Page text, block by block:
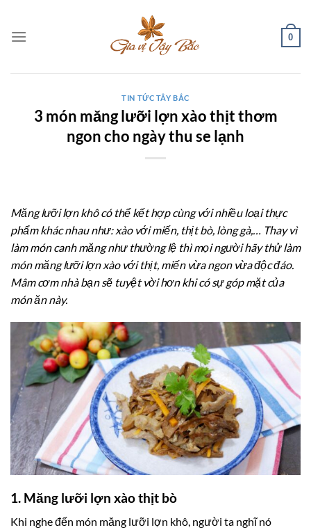
nội
0
TIN TỨC TÂY BẮC
3 món măng lưỡi lợn xào thịt thơm
ngon cho ngày thu se lạnh
Măng lưỡi lợn khô có thể kết hợp cùng với nhiều loại thực
phẩm khác nhau như: xào với miến, thịt bò, lòng gà,… Thay vì
làm món canh măng như thường lệ thì mọi người hãy thử làm
món măng lưỡi lợn xào với thịt, miến vừa ngon vừa độc đáo.
Mâm cơm nhà bạn sẽ tuyệt vời hơn khi có sự góp mặt của
món ăn này.
1. Măng lưỡi lợn xào thịt bò
Khi nghe đến món măng lưỡi lợn khô, người ta nghĩ nó